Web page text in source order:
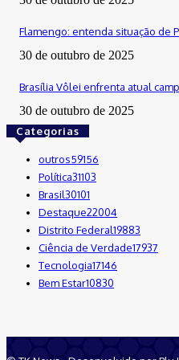
Flamengo: entenda situação de
30 de outubro de 2025
Brasília Vôlei enfrenta atual
30 de outubro de 2025
Categorias
outros59156
Política31103
Brasil30101
Destaque22004
Distrito Federal19883
Ciência de Verdade17937
Tecnologia17146
Bem Estar10830